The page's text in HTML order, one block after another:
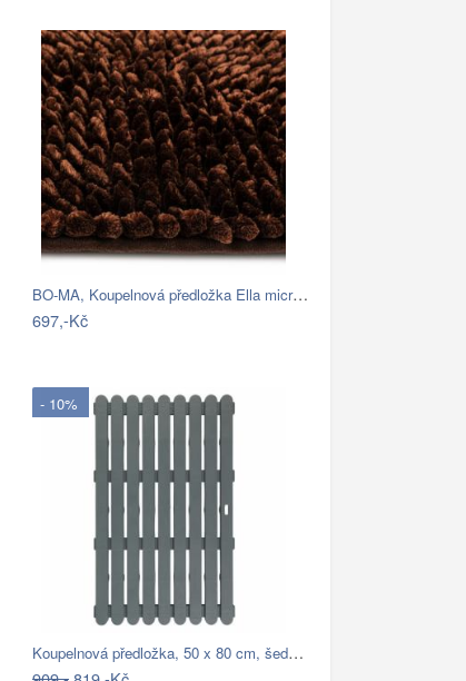
BO-MA, Koupelnová předložka Ella micro…
697,-Kč
- 10%
Koupelnová předložka, 50 x 80 cm, šedá,…